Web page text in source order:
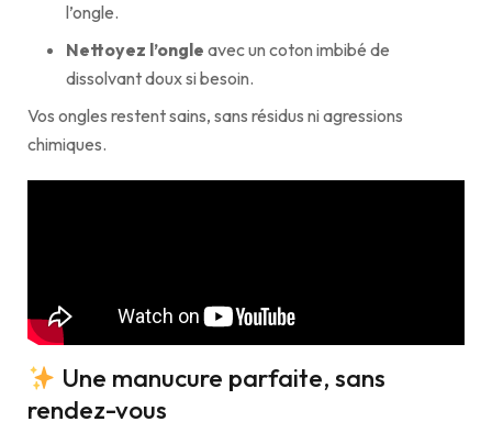
l’ongle.
Nettoyez l’ongle avec un coton imbibé de
dissolvant doux si besoin.
Vos ongles restent sains, sans résidus ni agressions
chimiques.
Une manucure parfaite, sans
rendez-vous